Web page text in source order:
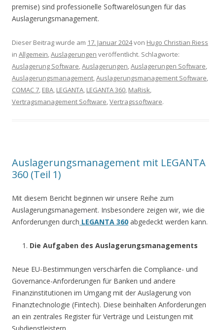
premise) sind professionelle Softwarelösungen für das
Auslagerungsmanagement.
Dieser Beitrag wurde am 17. Januar 2024von Hugo Christian Riess
in Allgemein,Auslagerungen veröffentlicht. Schlagworte:
Auslagerung Software,Auslagerungen,Auslagerungen Software,
Auslagerungsmanagement,Auslagerungsmanagement Software,
COMAC 7, EBA, LEGANTA, LEGANTA 360, MaRisk,
Vertragsmanagement Software,Vertragssoftware.
Auslagerungsmanagement mit LEGANTA
360 (Teil 1)
Mit diesem Bericht beginnen wir unsere Reihe zum
Auslagerungsmanagement. Insbesondere zeigen wir, wie die
Anforderungen durch LEGANTA 360 abgedeckt werden kann.
Die Aufgaben des Auslagerungsmanagements
Neue EU-Bestimmungen verschärfen die Compliance- und
Governance-Anforderungen für Banken und andere
Finanzinstitutionen im Umgang mit der Auslagerung von
Finanztechnologie (Fintech). Diese beinhalten Anforderungen
an ein zentrales Register für Verträge und Leistungen mit